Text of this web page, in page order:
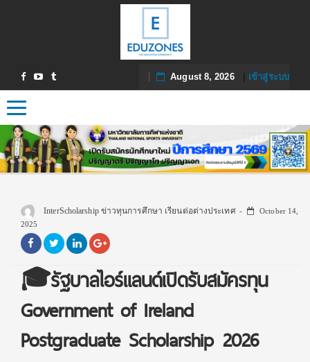
August 8, 2026| เข้าสู่ระบบ
Toggle navigation
InterScholarship ข่าวทุนการศึกษา เรียนต่อต่างประเทศ
October 14,
2025
🎓รัฐบาลไอร์แลนด์เปิดรับสมัครทุน
Government of Ireland
Postgraduate Scholarship 2026